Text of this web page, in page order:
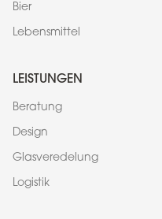
Bier
Lebensmittel
LEISTUNGEN
Beratung
Design
Glasveredelung
Logistik